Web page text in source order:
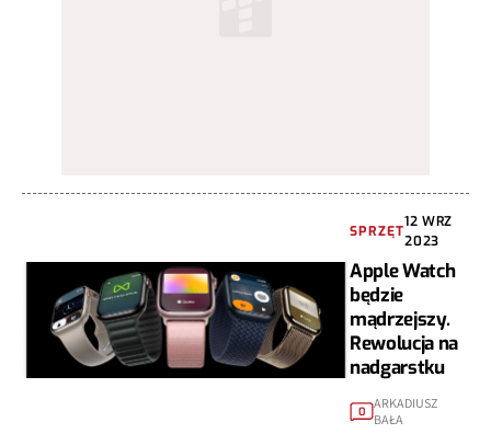
SPRZĘT
12 WRZ
2023
Apple Watch
będzie
mądrzejszy.
Rewolucja na
nadgarstku
0
ARKADIUSZ
BAŁA